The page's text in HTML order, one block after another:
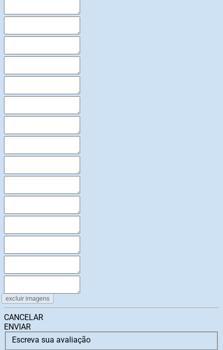
excluir imagens
CANCELAR
ENVIAR
Escreva sua avaliação